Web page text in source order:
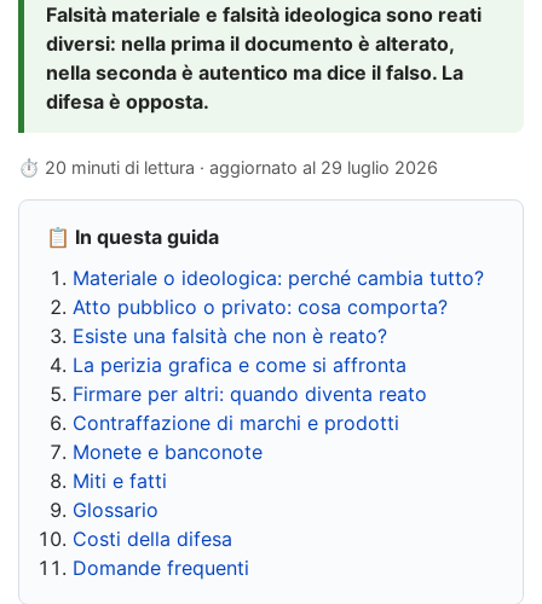
Falsità materiale e falsità ideologica sono reati
diversi: nella prima il documento è alterato,
nella seconda è autentico ma dice il falso. La
difesa è opposta.
⏱ 20 minuti di lettura · aggiornato al 29 luglio 2026
📋 In questa guida
Materiale o ideologica: perché cambia tutto?
Atto pubblico o privato: cosa comporta?
Esiste una falsità che non è reato?
La perizia grafica e come si affronta
Firmare per altri: quando diventa reato
Contraffazione di marchi e prodotti
Monete e banconote
Miti e fatti
Glossario
Costi della difesa
Domande frequenti